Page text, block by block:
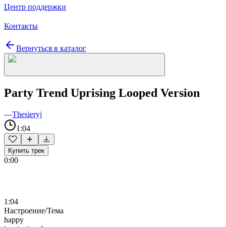
Центр поддержки
Контакты
Вернуться в каталог
Party Trend Uprising Looped Version
—Thesieryj
1:04
Купить трек
0:00
1:04
Настроение/Тема
happy